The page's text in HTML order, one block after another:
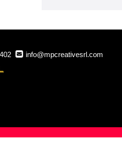
info@mpcreativesrl.com